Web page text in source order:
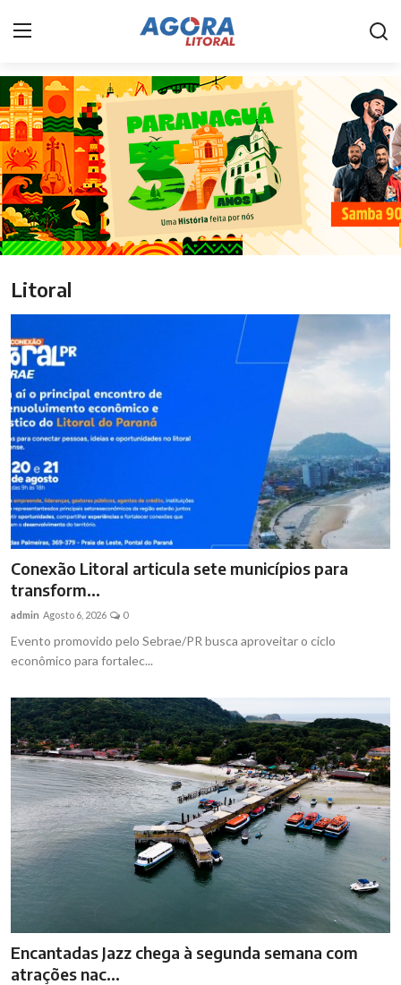
Home
Litoral
Paranaguá
Saúde
Acidente
Paraná
Policial
Brasil
Litoral
Conexão Litoral articula sete municípios para
transform...
admin Agosto 6, 2026 0
Evento promovido pelo Sebrae/PR busca aproveitar o ciclo
econômico para fortalec...
Encantadas Jazz chega à segunda semana com
atrações nac...